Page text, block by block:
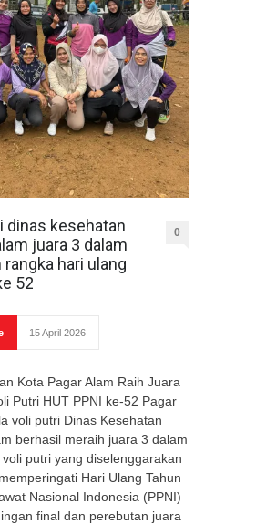
dinas kesehatan
juara 3 dalam
rangka hari ulang
52
0
15 April 2026
Kota Pagar Alam Raih Juara
Putri HUT PPNI ke-52 Pagar
voli putri Dinas Kesehatan
berhasil meraih juara 3 dalam
putri yang diselenggarakan
Hari Ulang Tahun
Nasional Indonesia (PPNI)
final dan perebutan juara